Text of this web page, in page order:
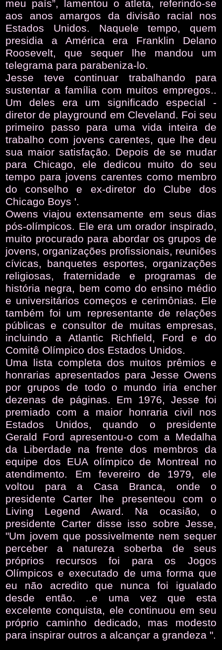
meu país”, lamentou o atleta, referindo-se
aos anos amargos da divisão racial nos
Estados Unidos. Naquele tempo, quem
presidia a América era Franklin Delano
Roosevelt, que sequer lhe mandou um
telegrama para parabeniza-lo.
Jesse teve continuar trabalhando para
sustentar a família com muitos empregos..
Um deles era um significado especial -
diretor de playground em Cleveland. Foi seu
primeiro passo para uma vida inteira de
trabalho com jovens carentes, que lhe deu
sua maior satisfação. Depois de se mudar
para Chicago, ele dedicou muito do seu
tempo para jovens carentes como membro
do conselho e ex-diretor do Clube dos
Chicago Boys '.
Owens viajou extensamente em seus dias
pós-olímpicos. Ele era um orador inspirado,
muito procurado para abordar os grupos de
jovens, organizações profissionais, reuniões
cívicas, banquetes esportes, organizações
religiosas, fraternidade e programas de
história negra, bem como do ensino médio
e universitários começos e cerimônias. Ele
também foi um representante de relações
públicas e consultor de muitas empresas,
incluindo a Atlantic Richfield, Ford e do
Comitê Olímpico dos Estados Unidos.
Uma lista completa dos muitos prêmios e
honrarias apresentados para Jesse Owens
por grupos de todo o mundo iria encher
dezenas de páginas. Em 1976, Jesse foi
premiado com a maior honraria civil nos
Estados Unidos, quando o presidente
Gerald Ford apresentou-o com a Medalha
da Liberdade na frente dos membros da
equipe dos EUA olímpico de Montreal no
atendimento. Em fevereiro de 1979, ele
voltou para a Casa Branca, onde o
presidente Carter lhe presenteou com o
Living Legend Award. Na ocasião, o
presidente Carter disse isso sobre Jesse,
"Um jovem que possivelmente nem sequer
perceber a natureza soberba de seus
próprios recursos foi para os Jogos
Olímpicos e executado de uma forma que
eu não acredito que nunca foi igualado
desde então. ..e uma vez que esta
excelente conquista, ele continuou em seu
próprio caminho dedicado, mas modesto
para inspirar outros a alcançar a grandeza ".